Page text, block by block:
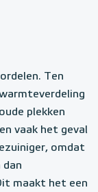
Ten
plekken
vaak het geval
omdat
dan
maakt het een